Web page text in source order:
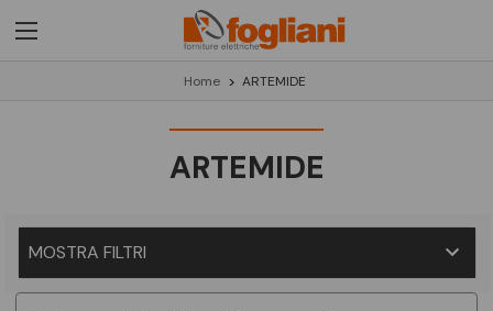
Home ARTEMIDE
ARTEMIDE
MOSTRA FILTRI